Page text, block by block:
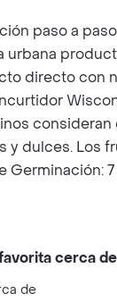
paso a
directo con
consideran
y dulces. Los
Germinación:
cerca
de